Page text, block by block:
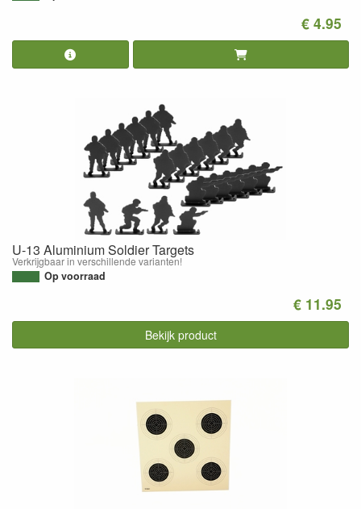
€ 4.95
U-13 Aluminium Soldier Targets
Verkrijgbaar in verschillende varianten!
Op voorraad
€ 11.95
Bekijk product